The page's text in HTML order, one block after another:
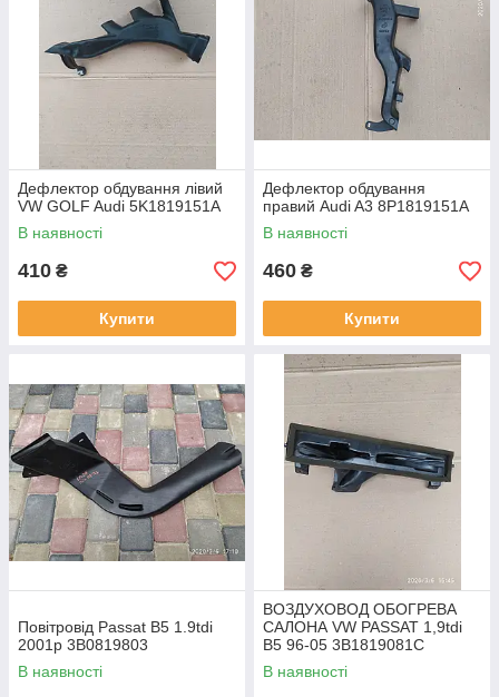
Дефлектор обдування лівий
VW GOLF Audi 5K1819151A
В наявності
410 ₴
Купити
Дефлектор обдування
правий Audi A3 8P1819151A
В наявності
460 ₴
Купити
Повітровід Passat B5 1.9tdi
2001р 3B0819803
В наявності
ВОЗДУХОВОД ОБОГРЕВА
САЛОНА VW PASSAT 1,9tdi
B5 96-05 3B1819081C
В наявності